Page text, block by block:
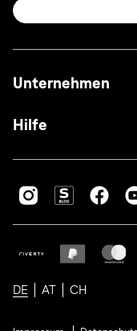
Unternehmen
Hilfe
DE AT CH